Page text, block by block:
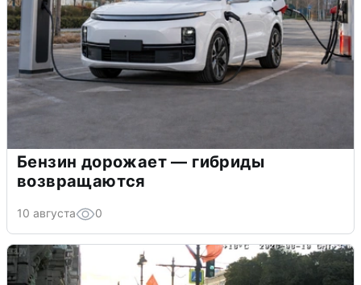
Бензин дорожает — гибриды
возвращаются
10 августа 0